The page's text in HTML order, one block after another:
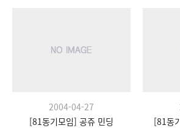
2004-04-27
[81동기모임] 공쥬 민딩
[81동